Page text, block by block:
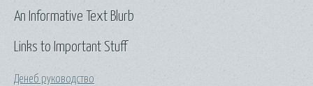
Links to Important Stuff
Денеб руководство
An Informative Text Blurb